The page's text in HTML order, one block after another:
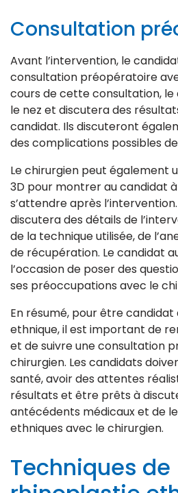
Consultation
Avant l’intervention, le
consultation préopératoire
cours de cette consultation,
le nez et discutera des
candidat. Ils discuteront
des complications possibles
Le chirurgien peut également
3D pour montrer au candidat
s’attendre après
discutera des détails de
de la technique utilisée, de
de récupération. Le candidat
l’occasion de poser des
ses préoccupations avec le
En résumé, pour être
ethnique, il est important de
et de suivre une consultation
chirurgien. Les candidats
santé, avoir des attentes
résultats et être prêts à
antécédents médicaux et de
ethniques avec le chirurgien.
Techniques de